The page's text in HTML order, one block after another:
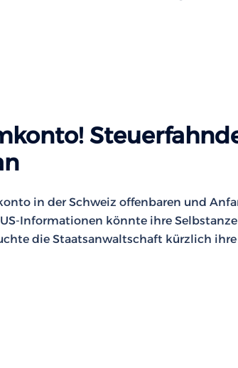
in der Schweiz offenbaren und
Informationen könnte ihre
die Staatsanwaltschaft kürzlich ihre